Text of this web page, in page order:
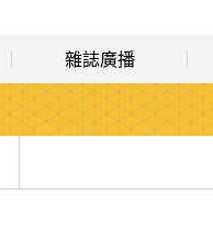
雜誌廣播
高效學習計畫表
解析英語廣播
購物